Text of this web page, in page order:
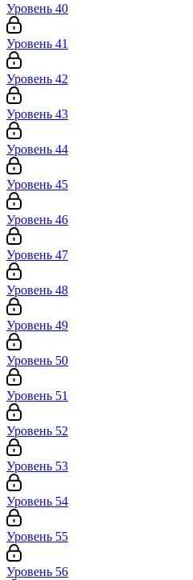
Уровень 40
Уровень 41
Уровень 42
Уровень 43
Уровень 44
Уровень 45
Уровень 46
Уровень 47
Уровень 48
Уровень 49
Уровень 50
Уровень 51
Уровень 52
Уровень 53
Уровень 54
Уровень 55
Уровень 56